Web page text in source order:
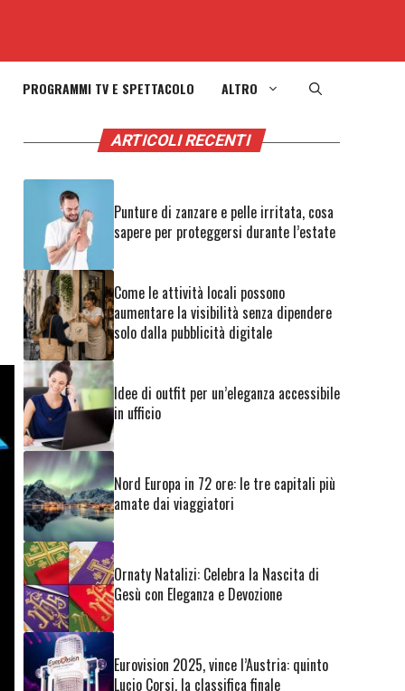
PROGRAMMI TV E SPETTACOLO ALTRO
ARTICOLI RECENTI
Punture di zanzare e pelle irritata, cosa
sapere per proteggersi durante l’estate
Come le attività locali possono
aumentare la visibilità senza dipendere
solo dalla pubblicità digitale
Idee di outfit per un’eleganza accessibile
in ufficio
Nord Europa in 72 ore: le tre capitali più
amate dai viaggiatori
Ornaty Natalizi: Celebra la Nascita di
Gesù con Eleganza e Devozione
Eurovision 2025, vince l’Austria: quinto
Lucio Corsi, la classifica finale